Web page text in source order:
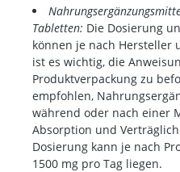
Tabletten: Die Dosierung
können je nach Hersteller
ist es wichtig, die
Produktverpackung zu
empfohlen,
während oder nach einer
Absorption und
Dosierung kann je nach
1500 mg pro Tag liegen.